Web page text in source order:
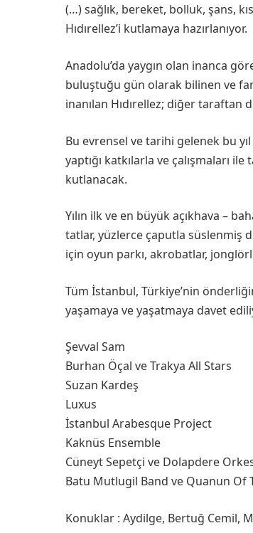
(…) sağlık, bereket, bolluk, şans,
Hıdırellez’i kutlamaya hazırlanıyor.
Anadolu’da yaygın olan inanca
buluştuğu gün olarak bilinen ve
inanılan Hıdırellez; diğer taraftan
Bu evrensel ve tarihi gelenek bu yıl
yaptığı katkılarla ve çalışmaları
kutlanacak.
Yılın ilk ve en büyük açıkhava –
tatlar, yüzlerce çaputla süslenmiş
için oyun parkı, akrobatlar,
Tüm İstanbul, Türkiye’nin
yaşamaya ve yaşatmaya davet
Şevval Sam
Burhan Öçal ve Trakya All Stars
Suzan Kardeş
Luxus
İstanbul Arabesque Project
Kaknüs Ensemble
Cüneyt Sepetçi ve Dolapdere
Batu Mutlugil Band ve Quanun Of
Konuklar : Aydilge, Bertuğ Cemil,